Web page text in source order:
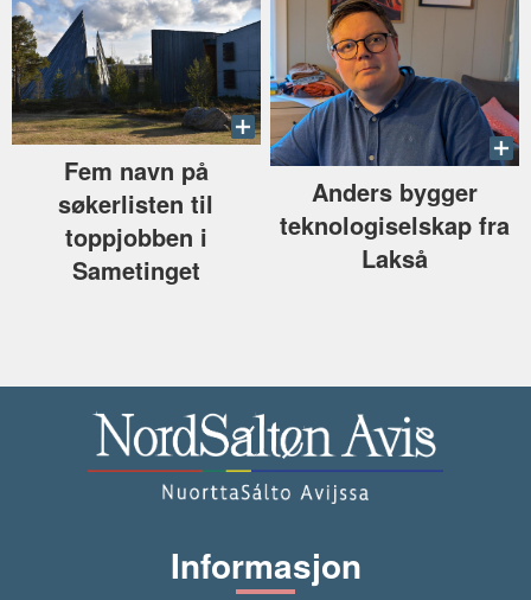
Fem navn på
søkerlisten til
toppjobben i
Sametinget
Anders bygger
teknologiselskap fra
Lakså
Informasjon